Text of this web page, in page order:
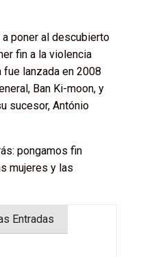
poner al descubierto
fin a la violencia
fue lanzada en 2008
Ban Ki-moon, y
sucesor, António
pongamos fin
mujeres y las
Entradas